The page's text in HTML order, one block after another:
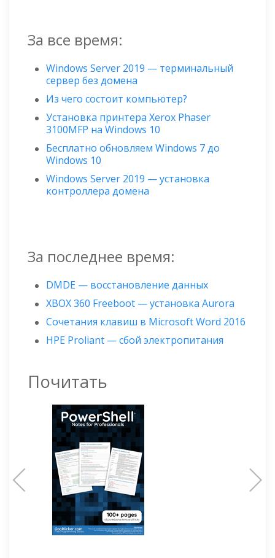
За все время:
Windows Server 2019 — терминальный
сервер без домена
Из чего состоит компьютер?
Установка принтера Xerox Phaser
3100MFP на Windows 10
Бесплатно обновляем Windows 7 до
Windows 10
Windows Server 2019 — установка
контроллера домена
За последнее время:
DMDE — восстановление данных
XBOX 360 Freeboot — установка Aurora
Сочетания клавиш в Microsoft Word 2016
HPE Proliant — сбой электропитания
Почитать